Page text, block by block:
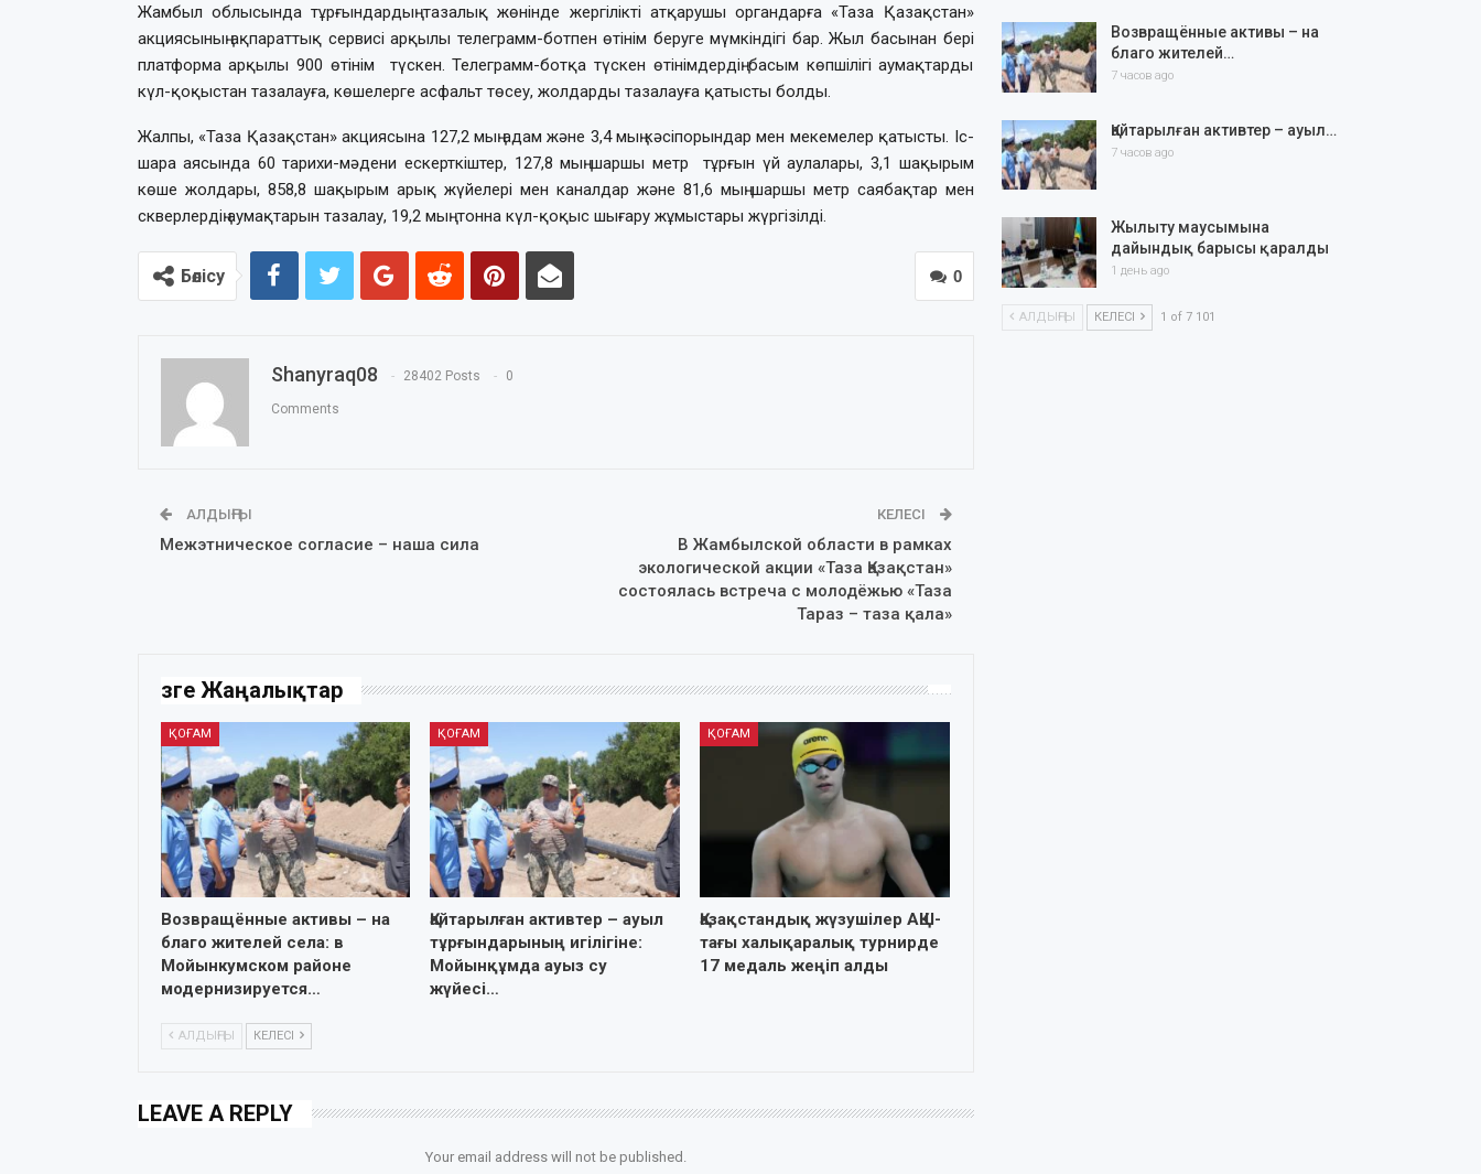
Жамбыл облысында тұрғындардың тазалық жөнінде жергілікті атқарушы органдарға «Таза Қазақстан»
акциясының ақпараттық сервисі арқылы телеграмм-ботпен өтінім беруге мүмкіндігі бар. Жыл басынан бері
платформа арқылы 900 өтінім түскен. Телеграмм-ботқа түскен өтінімдердің басым көпшілігі аумақтарды
күл-қоқыстан тазалауға, көшелерге асфальт төсеу, жолдарды тазалауға қатысты болды.
Жалпы, «Таза Қазақстан» акциясына 127,2 мың адам және 3,4 мың кәсіпорындар мен мекемелер қатысты. Іс-
шара аясында 60 тарихи-мәдени ескерткіштер, 127,8 мың шаршы метр тұрғын үй аулалары, 3,1 шақырым
көше жолдары, 858,8 шақырым арық жүйелері мен каналдар және 81,6 мың шаршы метр саябақтар мен
скверлердің аумақтарын тазалау, 19,2 мың тонна күл-қоқыс шығару жұмыстары жүргізілді.
0
Бөлісу
Shanyraq08 28402 Posts 0
Comments
АЛДЫҢҒЫ
Межэтническое согласие – наша сила
КЕЛЕСІ
В Жамбылской области в рамках
экологической акции «Таза Қазақстан»
состоялась встреча с молодёжью «Таза
Тараз – таза қала»
Өзге Жаңалықтар
ҚОҒАМ
Возвращённые активы – на
благо жителей села: в
Мойынкумском районе
модернизируется…
ҚОҒАМ
Қайтарылған активтер – ауыл
тұрғындарының игілігіне:
Мойынқұмда ауыз су
жүйесі…
ҚОҒАМ
Қазақстандық жүзушілер АҚШ-
тағы халықаралық турнирде
17 медаль жеңіп алды
АЛДЫҢҒЫ КЕЛЕСІ
LEAVE A REPLY
Your email address will not be published.
Возвращённые активы – на
благо жителей…
7 часов ago
Қайтарылған активтер – ауыл…
7 часов ago
Жылыту маусымына
дайындық барысы қаралды
1 день ago
АЛДЫҢҒЫ КЕЛЕСІ 1 of 7 101